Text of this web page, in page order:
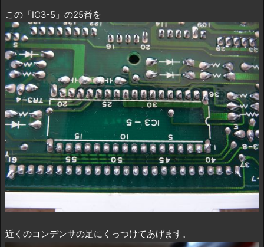
この「IC3-5」の25番を
近くのコンデンサの足にくっつけてあげます。